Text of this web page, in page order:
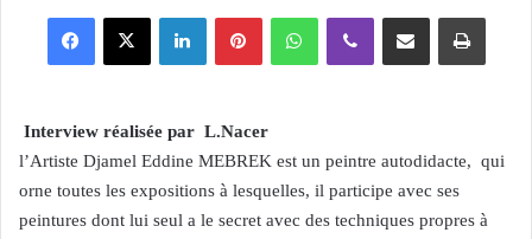
Facebook X Linkedin Pinterest WhatsApp Viber Partager par email Imprimer
Interview réalisée par L.Nacer
l’Artiste Djamel Eddine MEBREK est un peintre autodidacte, qui
orne toutes les expositions à lesquelles, il participe avec ses
peintures dont lui seul a le secret avec des techniques propres à